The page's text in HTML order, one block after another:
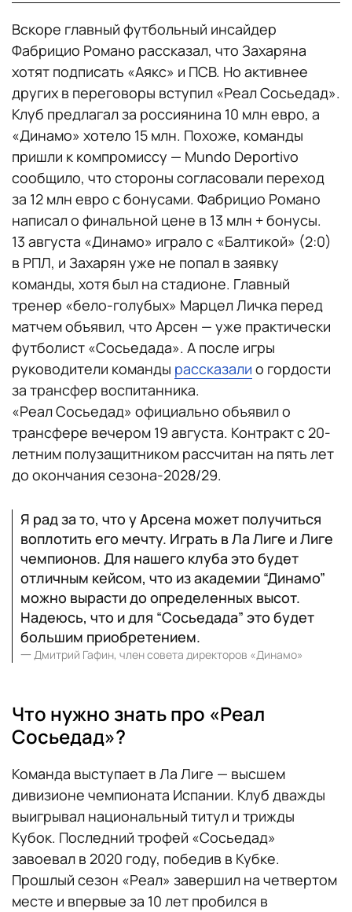
Вскоре главный футбольный инсайдер
Фабрицио Романо рассказал, что Захаряна
хотят подписать «Аякс» и ПСВ. Но активнее
других в переговоры вступил «Реал Сосьедад».
Клуб предлагал за россиянина 10 млн евро, а
«Динамо» хотело 15 млн. Похоже, команды
пришли к компромиссу — Mundo Deportivo
сообщило, что стороны согласовали переход
за 12 млн евро с бонусами. Фабрицио Романо
написал о финальной цене в 13 млн + бонусы.
13 августа «Динамо» играло с «Балтикой» (2:0)
в РПЛ, и Захарян уже не попал в заявку
команды, хотя был на стадионе. Главный
тренер «бело-голубых» Марцел Личка перед
матчем объявил, что Арсен — уже практически
футболист «Сосьедада». А после игры
руководители команды рассказали о гордости
за трансфер воспитанника.
«Реал Сосьедад» официально объявил о
трансфере вечером 19 августа. Контракт с 20-
летним полузащитником рассчитан на пять лет
до окончания сезона-2028/29.
Я рад за то, что у Арсена может получиться
воплотить его мечту. Играть в Ла Лиге и Лиге
чемпионов. Для нашего клуба это будет
отличным кейсом, что из академии “Динамо”
можно вырасти до определенных высот.
Надеюсь, что и для “Сосьедада” это будет
большим приобретением.
一 Дмитрий Гафин, член совета директоров «Динамо»
Что нужно знать про «Реал
Сосьедад»?
Команда выступает в Ла Лиге — высшем
дивизионе чемпионата Испании. Клуб дважды
выигрывал национальный титул и трижды
Кубок. Последний трофей «Сосьедад»
завоевал в 2020 году, победив в Кубке.
Прошлый сезон «Реал» завершил на четвертом
месте и впервые за 10 лет пробился в